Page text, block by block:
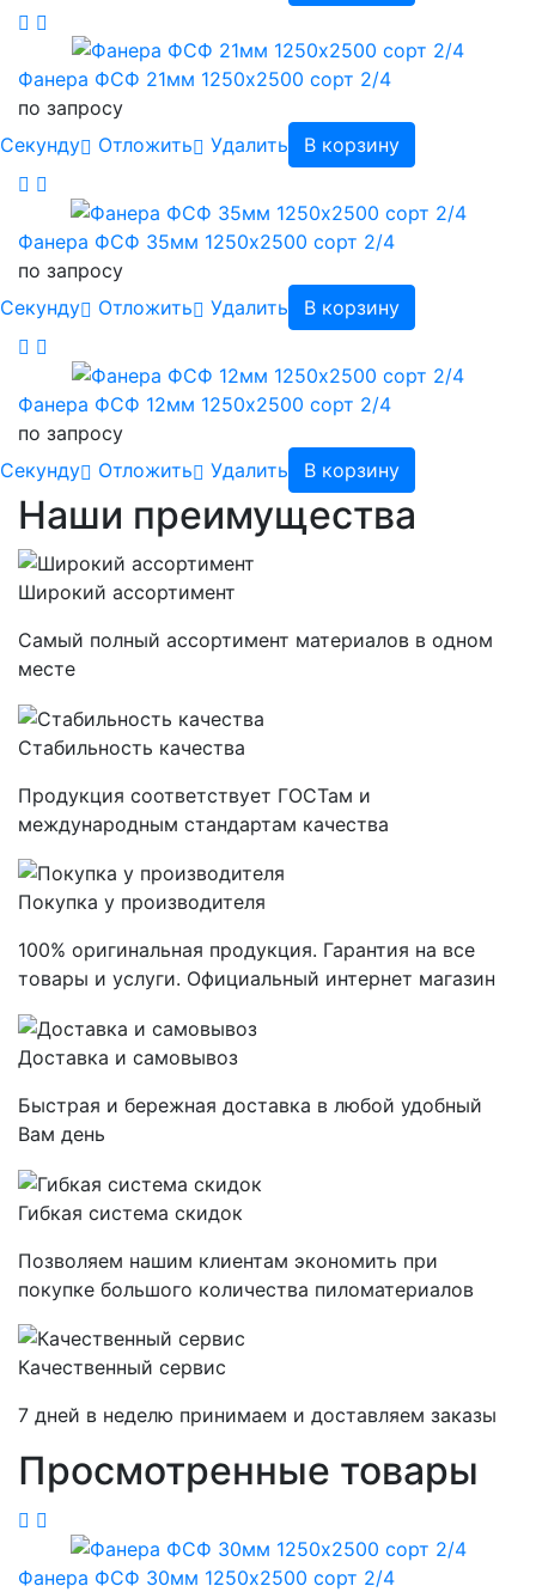
Фанера ФСФ 21мм 1250х2500 сорт 2/4
по запросу
Cекунду
Отложить Удалить В корзину
Фанера ФСФ 35мм 1250х2500 сорт 2/4
по запросу
Cекунду
Отложить Удалить В корзину
Фанера ФСФ 12мм 1250х2500 сорт 2/4
по запросу
Cекунду
Отложить Удалить В корзину
Наши преимущества
Широкий ассортимент
Самый полный ассортимент материалов в одном
месте
Стабильность качества
Продукция соответствует ГОСТам и
международным стандартам качества
Покупка у производителя
100% оригинальная продукция. Гарантия на все
товары и услуги. Официальный интернет магазин
Доставка и самовывоз
Быстрая и бережная доставка в любой удобный
Вам день
Гибкая система скидок
Позволяем нашим клиентам экономить при
покупке большого количества пиломатериалов
Качественный сервис
7 дней в неделю принимаем и доставляем заказы
Просмотренные товары
Фанера ФСФ 30мм 1250х2500 сорт 2/4